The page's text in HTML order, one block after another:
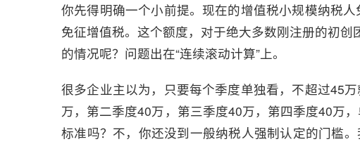
你先得明确一个小前提。现在的增值税小规模纳税
免征增值税。这个额度，对于绝大多数刚注册的初
的情况呢？问题出在“连续滚动计算”上。
很多企业主以为，只要每个季度单独看，不超过45
万，第二季度40万，第三季度40万，第四季度40万
标准吗？不，你还没到一般纳税人强制认定的门槛